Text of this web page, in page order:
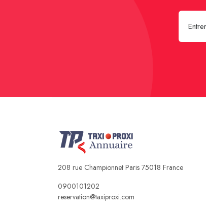
208 rue Championnet Paris 75018 France
0900101202
reservation@taxiproxi.com